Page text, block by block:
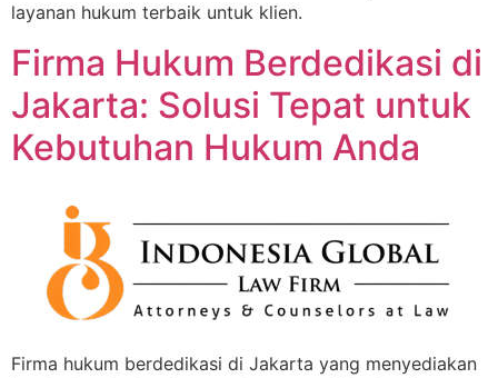
layanan hukum terbaik untuk klien.
Firma Hukum Berdedikasi di
Jakarta: Solusi Tepat untuk
Kebutuhan Hukum Anda
Firma hukum berdedikasi di Jakarta yang menyediakan